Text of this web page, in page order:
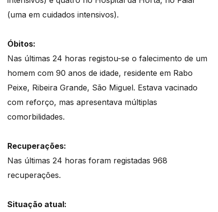
(uma em cuidados intensivos).
Óbitos:
Nas últimas 24 horas registou-se o falecimento de um
homem com 90 anos de idade, residente em Rabo
Peixe, Ribeira Grande, São Miguel. Estava vacinado
com reforço, mas apresentava múltiplas
comorbilidades.
Recuperações:
Nas últimas 24 horas foram registadas 968
recuperações.
Situação atual: